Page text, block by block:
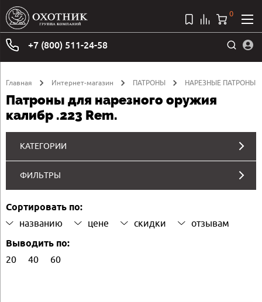
+7 (800) 511-24-58
0
Главная Интернет-магазин ПАТРОНЫ НАРЕЗНЫЕ ПАТРОНЫ
Патроны для нарезного оружия
калибр .223 Rem.
КАТЕГОРИИ
ФИЛЬТРЫ
Сортировать по:
названию цене скидки отзывам
Выводить по:
20 40 60